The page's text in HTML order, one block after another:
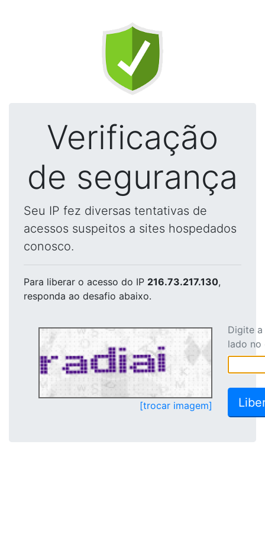
Verificação
de segurança
Seu IP fez diversas tentativas de
acessos suspeitos a sites hospedados
conosco.
Para liberar o acesso do IP 216.73.217.130,
responda ao desafio abaixo.
[trocar imagem]
Digite
lado no